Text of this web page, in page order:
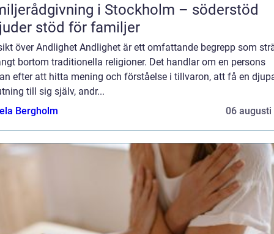
i Stockholm – söderstöd
stöd för familjer
över Andlighet Andlighet är ett omfattande begrepp som
bortom traditionella religioner. Det handlar om en persons
efter att hitta mening och förståelse i tillvaron, att få en
till sig själv, andr...
Bergholm
06 augusti